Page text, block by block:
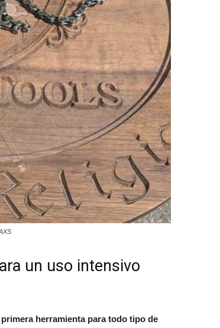
un uso intensivo
primera herramienta para todo tipo de